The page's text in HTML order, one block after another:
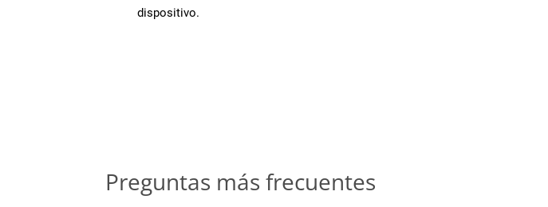
dispositivo.
Preguntas más frecuentes